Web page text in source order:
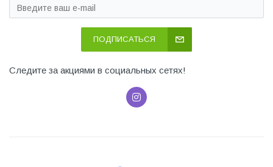
ПОДПИСАТЬСЯ
Следите за акциями в социальных сетях!